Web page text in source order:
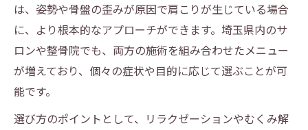
は、姿勢や骨盤の歪みが原因で肩こりが生じている場合
に、より根本的なアプローチができます。埼玉県内のサ
ロンや整骨院でも、両方の施術を組み合わせたメニュー
が増えており、個々の症状や目的に応じて選ぶことが可
能です。
選び方のポイントとして、リラクゼーションやむくみ解